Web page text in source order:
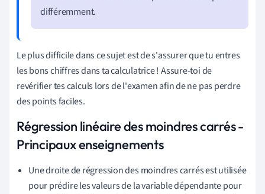
différemment.
Le plus difficile dans ce sujet est de s'assurer que tu entres
les bons chiffres dans ta calculatrice ! Assure-toi de
revérifier tes calculs lors de l'examen afin de ne pas perdre
des points faciles.
Régression linéaire des moindres carrés -
Principaux enseignements
Une droite de régression des moindres carrés est utilisée
pour prédire les valeurs de la variable dépendante pour